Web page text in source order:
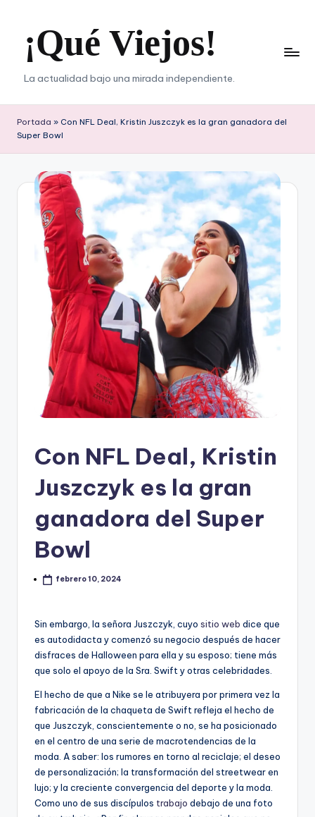
contenido¡Qué Viejos!
La actualidad bajo una mirada independiente.
Portada » Con NFL Deal, Kristin Juszczyk es la gran ganadora del
Super Bowl
Con NFL Deal, Kristin
Juszczyk es la gran
ganadora del Super
Bowl
febrero 10, 2024
Sin embargo, la señora Juszczyk, cuyo sitio web dice que
es autodidacta y comenzó su negocio después de hacer
disfraces de Halloween para ella y su esposo; tiene más
que solo el apoyo de la Sra. Swift y otras celebridades.
El hecho de que a Nike se le atribuyera por primera vez la
fabricación de la chaqueta de Swift refleja el hecho de
que Juszczyk, conscientemente o no, se ha posicionado
en el centro de una serie de macrotendencias de la
moda. A saber: los rumores en torno al reciclaje; el deseo
de personalización; la transformación del streetwear en
lujo; y la creciente convergencia del deporte y la moda.
Como uno de sus discípulos trabajo debajo de una foto